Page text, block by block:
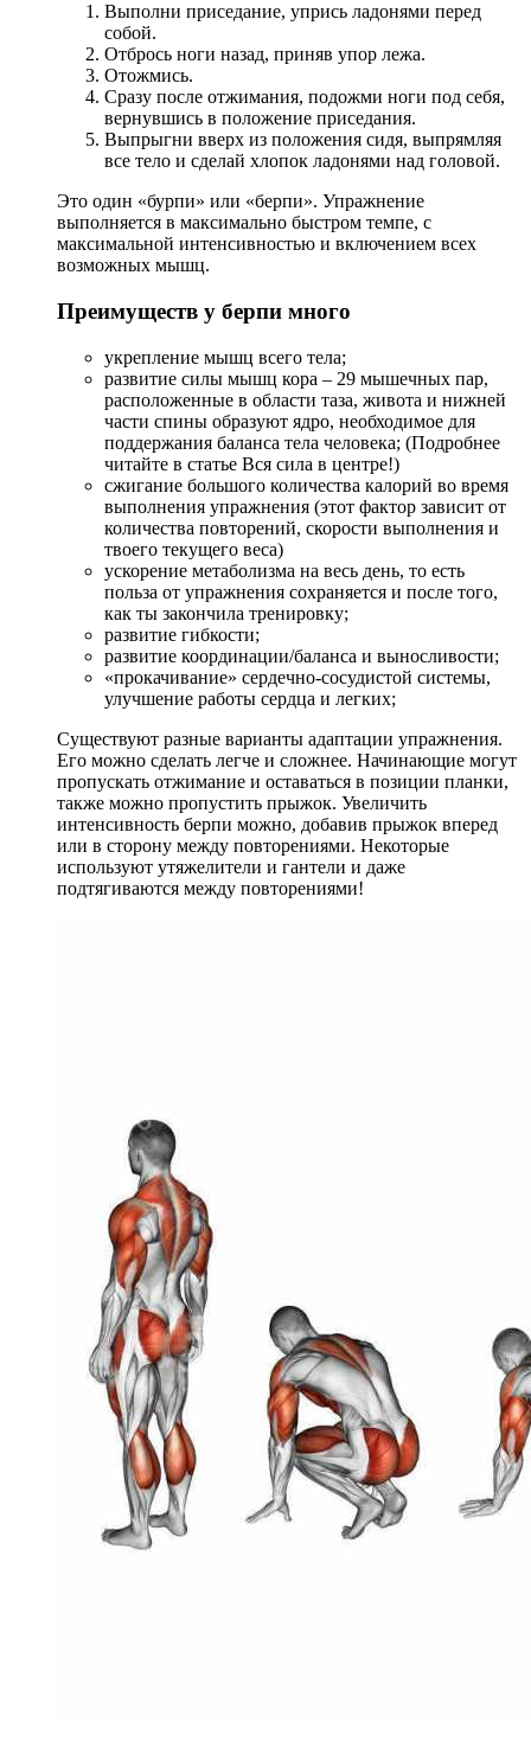
Выполни приседание, упрись ладонями перед
собой.
Отбрось ноги назад, приняв упор лежа.
Отожмись.
Сразу после отжимания, подожми ноги под себя,
вернувшись в положение приседания.
Выпрыгни вверх из положения сидя, выпрямляя
все тело и сделай хлопок ладонями над головой.
Это один «бурпи» или «берпи». Упражнение
выполняется в максимально быстром темпе, с
максимальной интенсивностью и включением всех
возможных мышц.
Преимуществ у берпи много
укрепление мышц всего тела;
развитие силы мышц кора – 29 мышечных пар,
расположенные в области таза, живота и нижней
части спины образуют ядро, необходимое для
поддержания баланса тела человека; (Подробнее
читайте в статье Вся сила в центре!)
сжигание большого количества калорий во время
выполнения упражнения (этот фактор зависит от
количества повторений, скорости выполнения и
твоего текущего веса)
ускорение метаболизма на весь день, то есть
польза от упражнения сохраняется и после того,
как ты закончила тренировку;
развитие гибкости;
развитие координации/баланса и выносливости;
«прокачивание» сердечно-сосудистой системы,
улучшение работы сердца и легких;
Существуют разные варианты адаптации упражнения.
Его можно сделать легче и сложнее. Начинающие могут
пропускать отжимание и оставаться в позиции планки,
также можно пропустить прыжок. Увеличить
интенсивность берпи можно, добавив прыжок вперед
или в сторону между повторениями. Некоторые
используют утяжелители и гантели и даже
подтягиваются между повторениями!